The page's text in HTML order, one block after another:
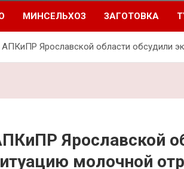
МИНСЕЛЬХОЗ ЗАГОТОВКА
АПКиПР Ярославской области обсудили
Ярославской
молочной